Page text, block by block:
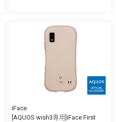
iFace
[AQUOS wish3専用]iFace First